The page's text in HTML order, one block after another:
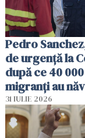
Pedro
de urgență la
după ce 40
migranți au
teritoriul
mobiliza toate
resursele"
31 IULIE 2026